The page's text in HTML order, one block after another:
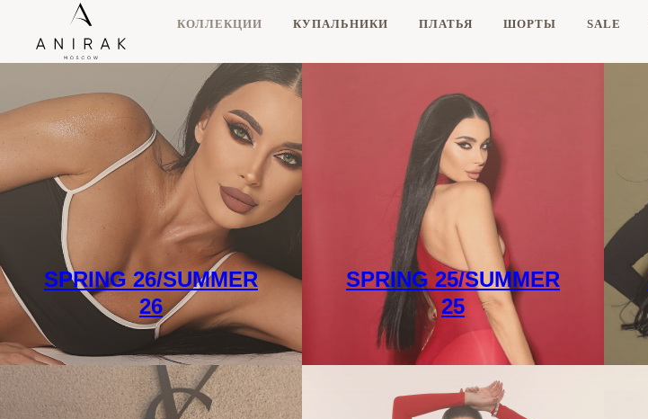
КОЛЛЕКЦИИ КУПАЛЬНИКИ ПЛАТЬЯ ШОРТЫ SALE
SPRING 26/SUMMER
26
SPRING 25/SUMMER
25